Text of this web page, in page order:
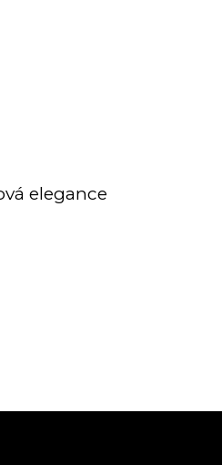
elegance